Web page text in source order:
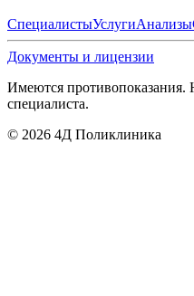
СпециалистыУслугиАнализы
Документы и лицензии
Имеются противопоказания.
специалиста.
© 2026 4Д Поликлиника